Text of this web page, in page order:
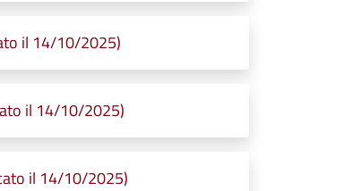
il 14/10/2025)
il 14/10/2025)
il 14/10/2025)